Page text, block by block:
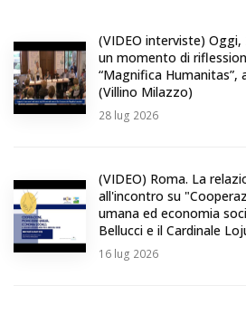
(VIDEO interviste)
un momento di
“Magnifica Humanitas”,
(Villino Milazzo)
28 lug 2026
(VIDEO) Roma. La
all'incontro su
umana ed economia
Bellucci e il Cardinale
16 lug 2026